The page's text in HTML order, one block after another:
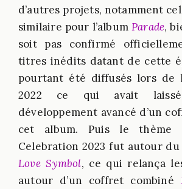
d’autres projets, notamment
similaire pour l’album Parade,
soit pas confirmé
titres inédits datant de cette
pourtant été diffusés lors de
2022 ce qui avait
développement avancé d’un
cet album. Puis le thème
Celebration 2023 fut autour
Love Symbol, ce qui relança
autour d’un coffret combiné